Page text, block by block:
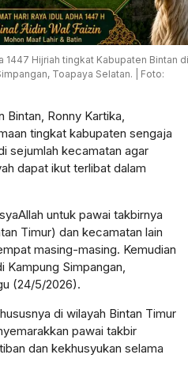
1447 Hijriah tingkat Kabupaten Bintan di
Toapaya Selatan. | Foto:
Bintan, Ronny Kartika,
tingkat kabupaten sengaja
sejumlah kecamatan agar
dapat ikut terlibat dalam
untuk pawai takbirnya
Timur) dan kecamatan lain
masing-masing. Kemudian
Kampung Simpangan,
(24/5/2026).
di wilayah Bintan Timur
pawai takbir
dan kekhusyukan selama